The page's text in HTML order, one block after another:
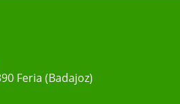
Feria (Badajoz)